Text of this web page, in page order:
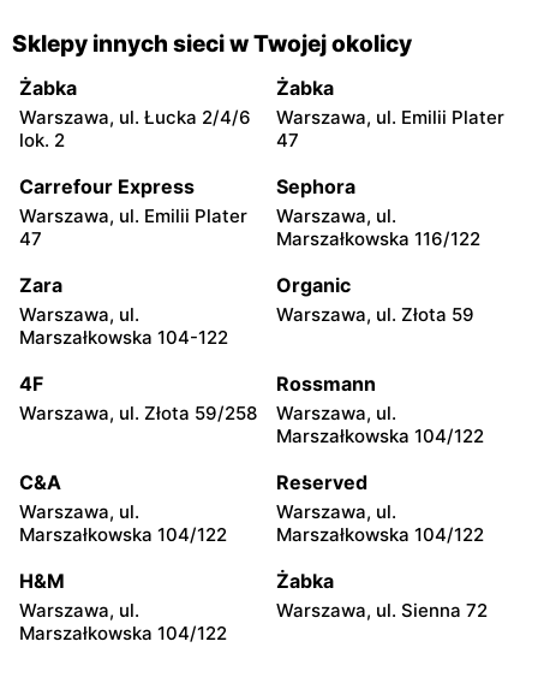
Stokrotka Market
Ostrówek, ul. Św. Jana
Pawła II 6 B
Stokrotka Market
Skierniewice, ul. Mjr.
Henryka Sucharskiego 12
Stokrotka Market Stokrotka Market
Stokrotka Market
Stoczek, ul. Węgrowska 6
Stokrotka Market
Bratkowice, ul. Bratkowice
Stokrotka Market
Jedlińsk, ul. Warecka 15
Stokrotka Market
Stokrotka Market
Aleksandrówka, ul. Główna
Stokrotka Market
Kozienice, ul. Lubelska 76A
Stokrotka Market
Jastrzębia, ul. Jastrzębia
108
Stokrotka Market
Wąsewo, ul. pl. im. Ks.
Mieczysława
Stokrotka Market
Krasnosielc, ul. Rynek 16 A
Stokrotka Market
Sklepy innych sieci w Twojej okolicy
Żabka
Warszawa, ul. Łucka 2/4/6
lok. 2
Żabka
Warszawa, ul. Emilii Plater
47
Carrefour Express
Warszawa, ul. Emilii Plater
47
Sephora
Warszawa, ul.
Marszałkowska 116/122
Zara
Warszawa, ul.
Marszałkowska 104-122
Organic
Warszawa, ul. Złota 59
4F
Warszawa, ul. Złota 59/258
Rossmann
Warszawa, ul.
Marszałkowska 104/122
C&A
Warszawa, ul.
Marszałkowska 104/122
Reserved
Warszawa, ul.
Marszałkowska 104/122
H&M
Warszawa, ul.
Marszałkowska 104/122
Żabka
Warszawa, ul. Sienna 72